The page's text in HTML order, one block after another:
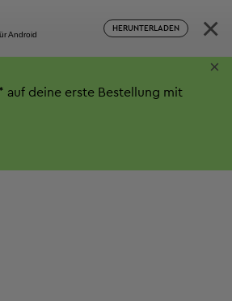
Android
HERUNTERLADEN ×
auf deine erste Bestellung mit
×